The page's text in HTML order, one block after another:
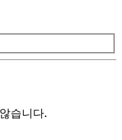
습니다.